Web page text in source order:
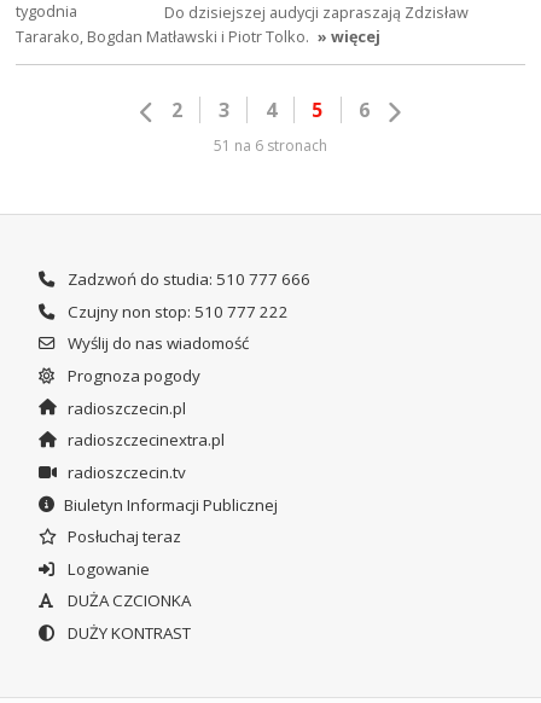
Do dzisiejszej audycji zapraszają Zdzisław
Tararako, Bogdan Matławski i Piotr Tolko. » więcej
2 3 4 5 6
51 na 6 stronach
Zadzwoń do studia: 510 777 666
Czujny non stop: 510 777 222
Wyślij do nas wiadomość
Prognoza pogody
radioszczecin.pl
radioszczecinextra.pl
radioszczecin.tv
Biuletyn Informacji Publicznej
Posłuchaj teraz
Logowanie
DUŻA CZCIONKA
DUŻY KONTRAST